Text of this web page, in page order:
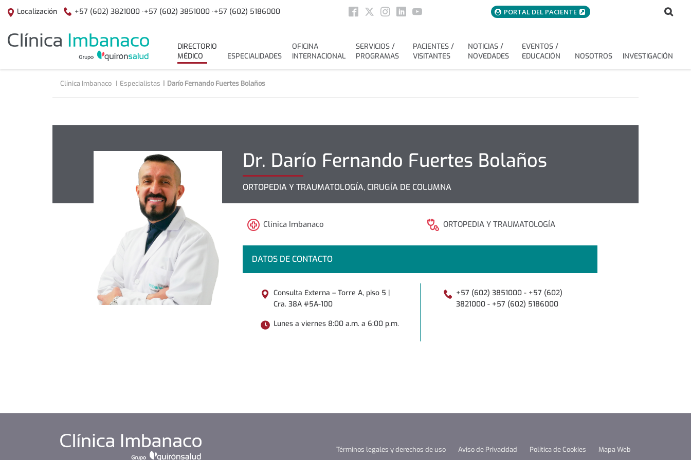
Localización +57 (602) 3821000 ·+57 (602) 3851000 ·+57 (602) 5186000
Social
menuAcceso
PORTAL DEL PACIENTE
Buscar
DIRECTORIO
MÉDICO
ESPECIALIDADES
OFICINA
INTERNACIONAL
SERVICIOS /
PROGRAMAS
PACIENTES /
VISITANTES
NOTICIAS /
NOVEDADES
EVENTOS /
EDUCACIÓN
NOSOTROS INVESTIGACIÓN
Clínica Imbanaco Especialistas Darío Fernando Fuertes Bolaños
Dr. Darío Fernando Fuertes Bolaños
ORTOPEDIA Y TRAUMATOLOGÍA, CIRUGÍA DE COLUMNA
Clínica Imbanaco ORTOPEDIA Y TRAUMATOLOGÍA
DATOS DE CONTACTO
Consulta Externa – Torre A, piso 5 |
Cra. 38A #5A-100
Lunes a viernes 8:00 a.m. a 6:00 p.m.
+57 (602) 3851000 - +57 (602)
3821000 - +57 (602) 5186000
Términos legales y derechos de uso Aviso de Privacidad Política de Cookies Mapa Web